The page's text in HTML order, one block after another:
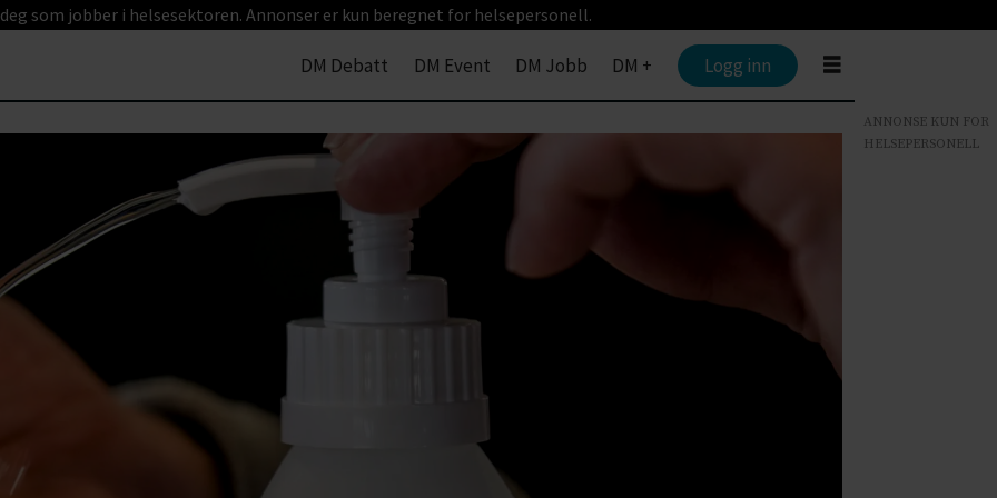
som jobber i helsesektoren. Annonser er kun beregnet for helsepersonell.
DM Debatt DM Event DM Jobb DM + Logg inn
ANNONSE KUN FOR
HELSEPERSONELL